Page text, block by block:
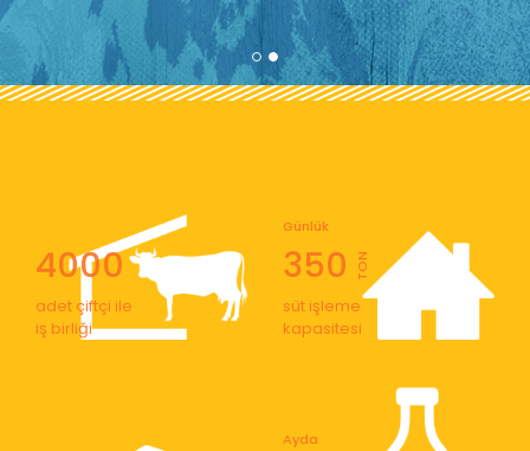
4000
adet çiftçi ile
iş birliği
350
Günlük
TON
süt işleme
kapasitesi
Ayda